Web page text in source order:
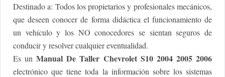
Destinado a: Todos los propietarios y profesionales mecánicos,
que deseen conocer de forma didáctica el funcionamiento de
un vehículo y los NO conocedores se sientan seguros de
conducir y resolver cualquier eventualidad.
Es unManual De Taller Chevrolet S10 2004 2005 2006
electrónico que tiene toda la información sobre los sistemas